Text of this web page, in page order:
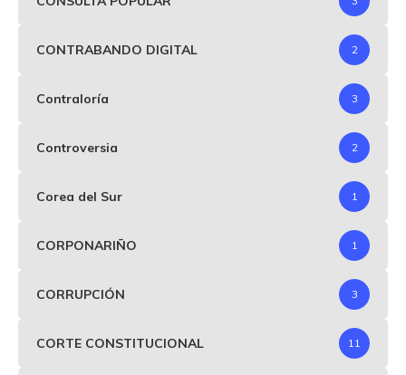
CONTRABANDO DIGITAL 2
Contraloría 3
Controversia 2
Corea del Sur 1
CORPONARIÑO 1
CORRUPCIÓN 3
CORTE CONSTITUCIONAL 11